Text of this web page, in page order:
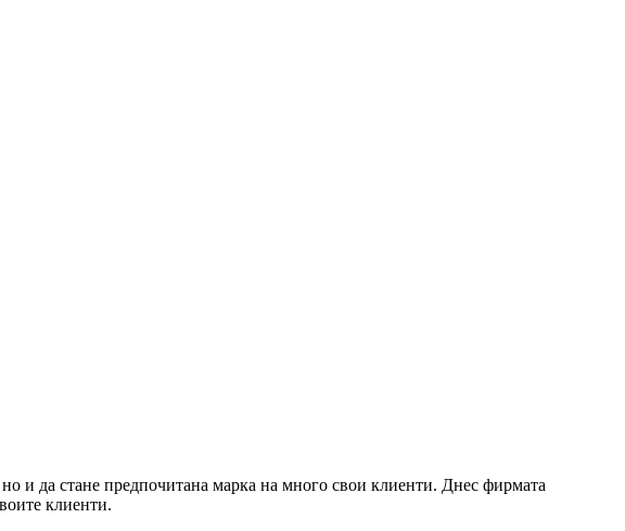
и да стане предпочитана марка на много свои клиенти. Днес фирмата
клиенти.